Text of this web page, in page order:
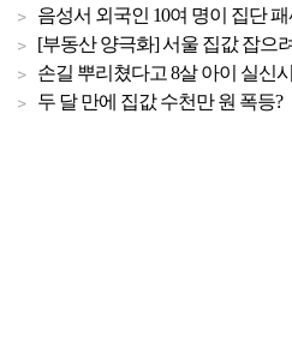
음성서 외국인 10여 명이 집단
[부동산 양극화] 서울 집값 잡으
손길 뿌리쳤다고 8살 아이 실신
두 달 만에 집값 수천만 원 폭등?